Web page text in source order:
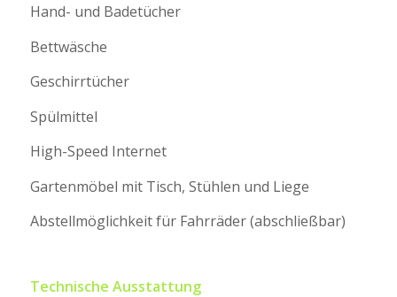
Hand- und Badetücher
Bettwäsche
Geschirrtücher
Spülmittel
High-Speed Internet
Gartenmöbel mit Tisch, Stühlen und Liege
Abstellmöglichkeit für Fahrräder (abschließbar)
Technische Ausstattung